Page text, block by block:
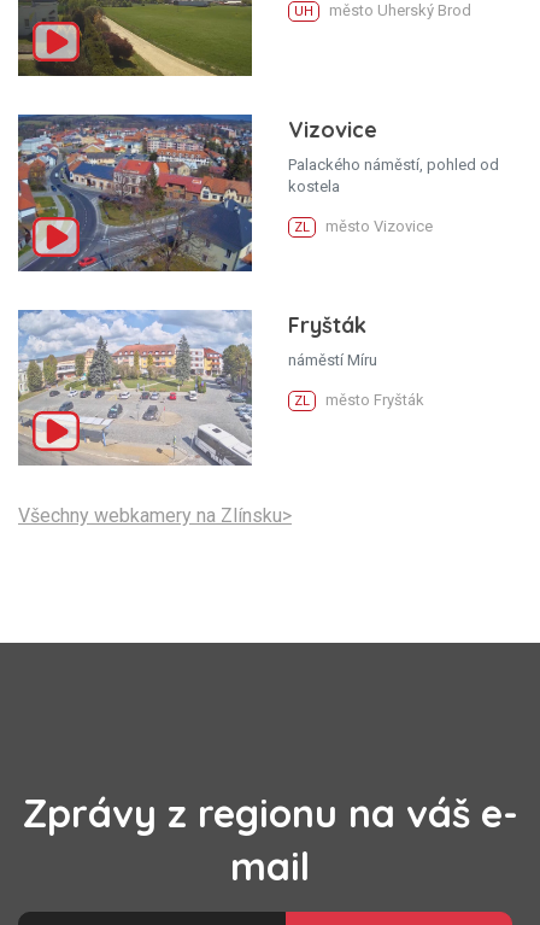
UH město Uherský Brod
Vizovice
Palackého náměstí, pohled od
kostela
ZL město Vizovice
Fryšták
náměstí Míru
ZL město Fryšták
Všechny webkamery na Zlínsku>
Zprávy z regionu na váš e-
mail